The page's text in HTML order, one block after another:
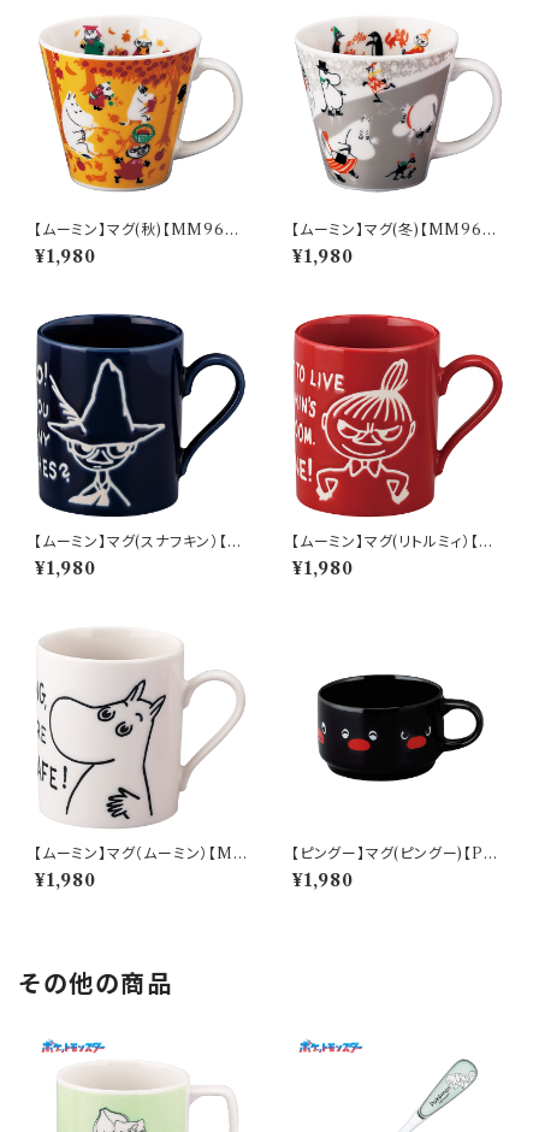
【ムーミン】マグ(秋)【MM960
0】MM9603-11
¥1,980
【ムーミン】マグ(冬)【MM960
0】MM9604-11
¥1,980
【ムーミン】マグ(スナフキン）【M
M9000】MM9003-11
¥1,980
【ムーミン】マグ(リトルミィ）【M
M9000】MM9002-11
¥1,980
【ムーミン】マグ（ムーミン）【M
M9000】MM9001-11
¥1,980
【ピングー】マグ(ピングー)【PG2
0】PG21-11
¥1,980
その他の商品